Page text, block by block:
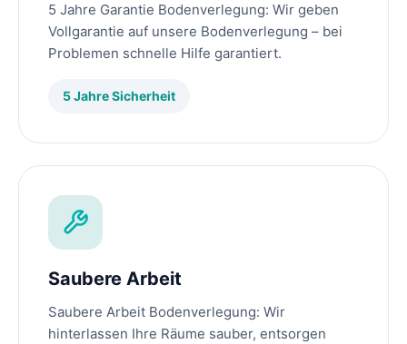
5 Jahre Garantie Bodenverlegung: Wir geben
Vollgarantie auf unsere Bodenverlegung – bei
Problemen schnelle Hilfe garantiert.
5 Jahre Sicherheit
Saubere Arbeit
Saubere Arbeit Bodenverlegung: Wir
hinterlassen Ihre Räume sauber, entsorgen